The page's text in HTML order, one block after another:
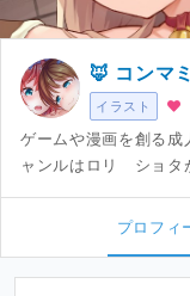
イラスト
🦊 コンマ
ゲームや漫画を創る成
ャンルはロリ ショタ
プロフィ